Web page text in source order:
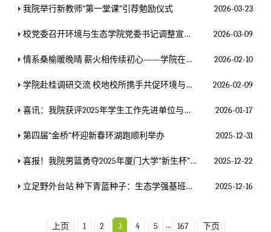
我院举行新教师“第一堂课”引荐勉励仪式 2026-03-23
校党委召开环境与生态学院党委书记调整宣布会议 2026-03-09
情系桑榆暖晚晴 薪火相传续初心——学院在春节前夕探望退休教师 2026-02-10
学院赴桂调研交流 校地校所携手共促环境与健康协同发展 2026-02-09
喜讯：我院获评2025年学生工作先进单位与特色单位 2026-01-17
第四届“金桥”杯迎新春环湖跑顺利举办 2025-12-31
喜报！我院男篮勇夺2025年厦门大学“新生杯”篮球联赛翔安校区冠军！ 2025-12-22
立足野外台站 种下青蓝种子：生态学强基班赴台海站进行学术汇报及参观学习 2025-12-16
上页 1 2 3 4 5 ... 167 下页